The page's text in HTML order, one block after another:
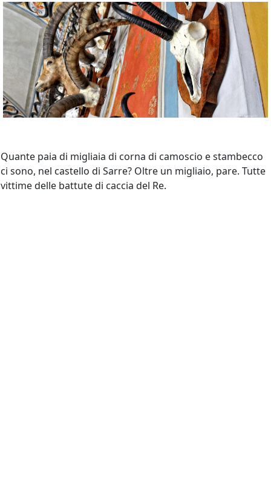
Quante paia di migliaia di corna di camoscio e stambecco
ci sono, nel castello di Sarre? Oltre un migliaio, pare. Tutte
vittime delle battute di caccia del Re.